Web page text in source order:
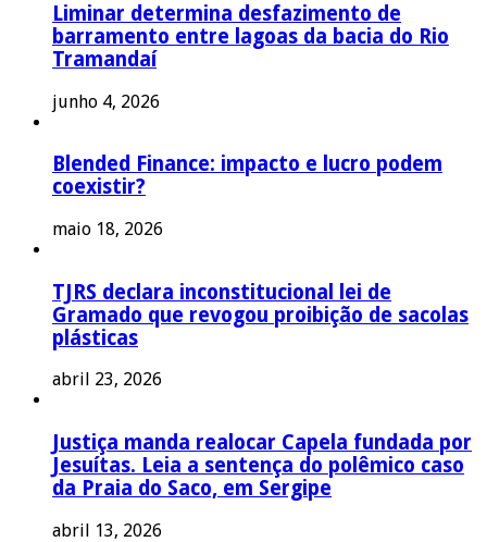
Liminar determina desfazimento de
barramento entre lagoas da bacia do Rio
Tramandaí
junho 4, 2026
Blended Finance: impacto e lucro podem
coexistir?
maio 18, 2026
TJRS declara inconstitucional lei de
Gramado que revogou proibição de sacolas
plásticas
abril 23, 2026
Justiça manda realocar Capela fundada por
Jesuítas. Leia a sentença do polêmico caso
da Praia do Saco, em Sergipe
abril 13, 2026